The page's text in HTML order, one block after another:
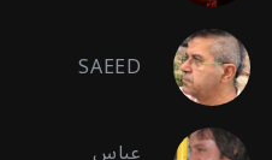
SAEED